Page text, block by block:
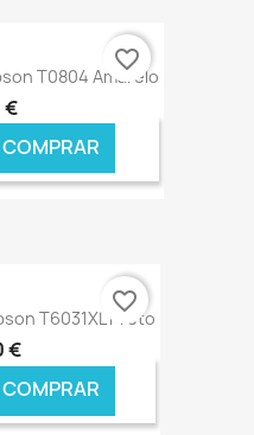
€ ONLINE
T0804 Amarelo
€
COMPRAR
€ ONLINE
favorite_border
T6031XL Preto
€
COMPRAR
favorite_border